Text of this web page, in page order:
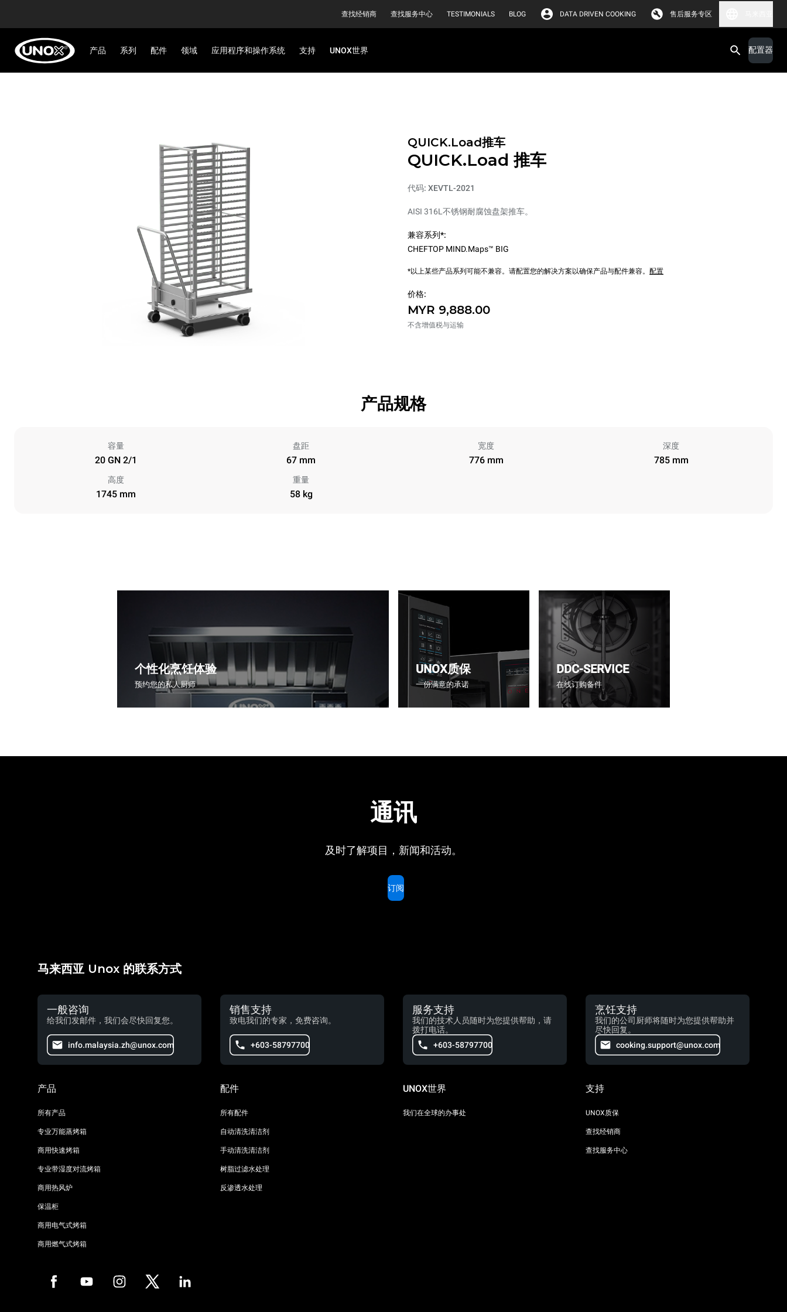
查找经销商 查找服务中心 TESTIMONIALS BLOG DATA DRIVEN COOKING 售后服务专区
产品 系列 配件 领域 应用程序和操作系统 支持 UNOX世界 配置器
QUICK.Load推车
QUICK.Load 推车
代码: XEVTL-2021
AISI 316L不锈钢耐腐蚀盘架推车。
兼容系列*:
CHEFTOP MIND.Maps™ BIG
*以上某些产品系列可能不兼容。请配置您的解决方案以确保产品与配件兼容。 配置
价格:
MYR 9,888.00
不含增值税与运输
产品规格
容量
20 GN 2/1
盘距
67 mm
宽度
776 mm
深度
785 mm
高度
1745 mm
重量
58 kg
个性化烹饪体验
预约您的私人厨师
UNOX质保
一份满意的承诺
DDC-SERVICE
在线订购备件
通讯
及时了解项目，新闻和活动。
订阅
马来西亚 Unox 的联系方式
一般咨询
给我们发邮件，我们会尽快回复您。
info.malaysia.zh@unox.com
销售支持
致电我们的专家，免费咨询。
+603-58797700
服务支持
我们的技术人员随时为您提供帮助，请
拨打电话。
+603-58797700
烹饪支持
我们的公司厨师将随时为您提供帮助并
尽快回复。
cooking.support@unox.com
产品
所有产品
专业万能蒸烤箱
商用快速烤箱
专业带湿度对流烤箱
商用热风炉
保温柜
商用电气式烤箱
商用燃气式烤箱
配件
所有配件
自动清洗清洁剂
手动清洗清洁剂
树脂过滤水处理
反渗透水处理
UNOX世界
我们在全球的办事处
支持
UNOX质保
查找经销商
查找服务中心